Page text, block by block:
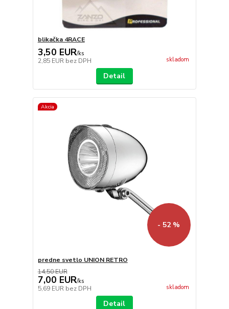
blikačka 4RACE
3,50 EUR/ks
2,85 EUR bez DPH skladom
Detail
Akcia
- 52 %
predne svetlo UNION RETRO
14,50 EUR
7,00 EUR/ks
5,69 EUR bez DPH skladom
Detail